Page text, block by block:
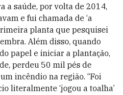
a saúde, por volta de 2014,
e fui chamada de ‘a
planta que pesquisei
Além disso, quando
papel e iniciar a plantação,
perdeu 50 mil pés de
incêndio na região. “Foi
literalmente ‘jogou a toalha’